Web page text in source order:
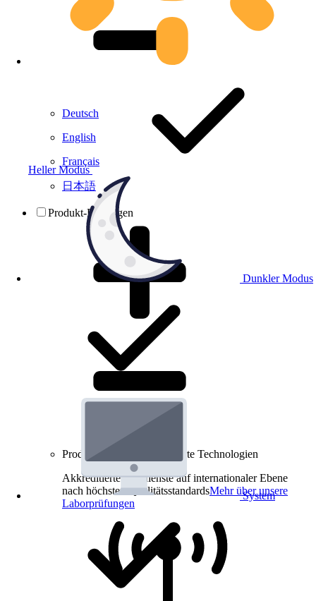
Heller Modus
Dunkler Modus
System
Deutsch
English
Français
日本語
Produkt-Prüfungen
Produkt-Prüfungen für smarte Technologien
Akkreditierte Prüfdienste auf internationaler Ebene
nach höchsten QualitätsstandardsMehr über unsere
Laborprüfungen